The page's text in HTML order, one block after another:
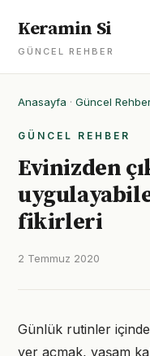
Keramin Si
GÜNCEL REHBER
Anasayfa · Güncel
GÜNCEL REHBER
Evinizden
fikirleri
2 Temmuz 2020
Günlük rutinler
yer açmak, yaşam